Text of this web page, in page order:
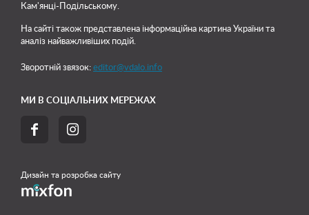
Кам'янці-Подільському.
На сайті також представлена інформаційна картина України та
аналіз найважливіших подій.
Зворотній звязок: editor@vdalo.info
МИ В СОЦІАЛЬНИХ МЕРЕЖАХ
 
Дизайн та розробка сайту